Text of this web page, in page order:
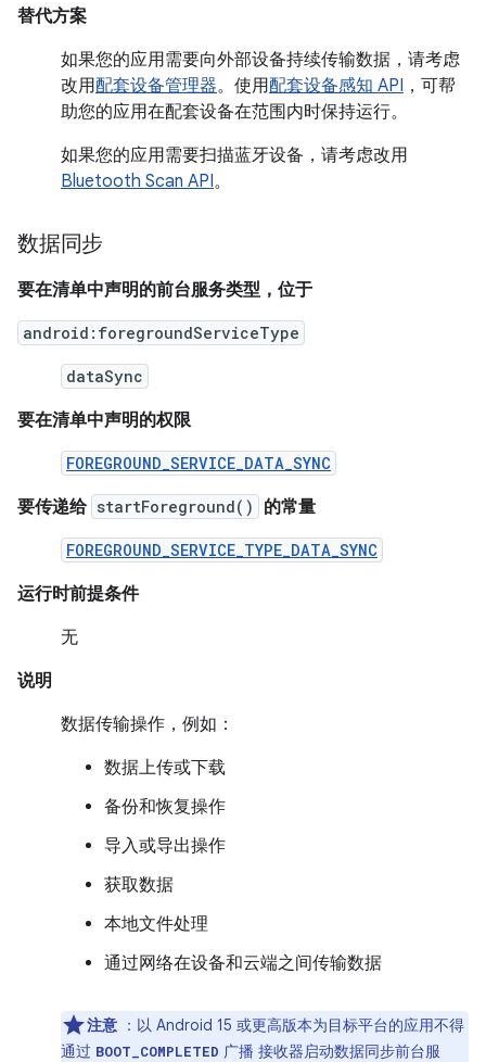
替代方案
如果您的应用需要向外部设备持续传输数据，请考虑
改用配套设备管理器。使用配套设备感知 API ，可帮
助您的应用在配套设备在范围内时保持运行。
如果您的应用需要扫描蓝牙设备，请考虑改用
Bluetooth Scan API。
数据同步
要在清单中声明的前台服务类型，位于
android:foregroundServiceType
dataSync
要在清单中声明的权限
FOREGROUND_SERVICE_DATA_SYNC
要传递给 startForeground() 的常量
FOREGROUND_SERVICE_TYPE_DATA_SYNC
运行时前提条件
无
说明
数据传输操作，例如：
数据上传或下载
备份和恢复操作
导入或导出操作
获取数据
本地文件处理
通过网络在设备和云端之间传输数据
注意 ：以 Android 15 或更高版本为目标平台的应用不得
通过 BOOT_COMPLETED 广播 接收器启动数据同步前台服